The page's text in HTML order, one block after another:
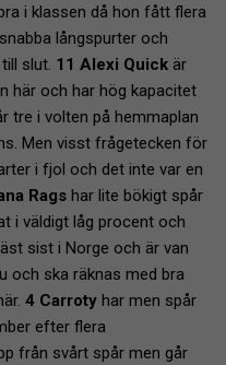
i klassen då hon fått flera
långspurter och
slut. 11 Alexi Quick är
här och har hög kapacitet
tre i volten på hemmaplan
Men visst frågetecken för
i fjol och det inte var en
Rags har lite bökigt spår
i väldigt låg procent och
sist i Norge och är van
och ska räknas med bra
4 Carroty har men spår
efter flera
från svårt spår men går